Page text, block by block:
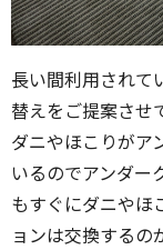
長い間利用されて
替えをご提案させ
ダニやほこりがア
いるのでアンダー
もすぐにダニやほ
ョンは交換するの